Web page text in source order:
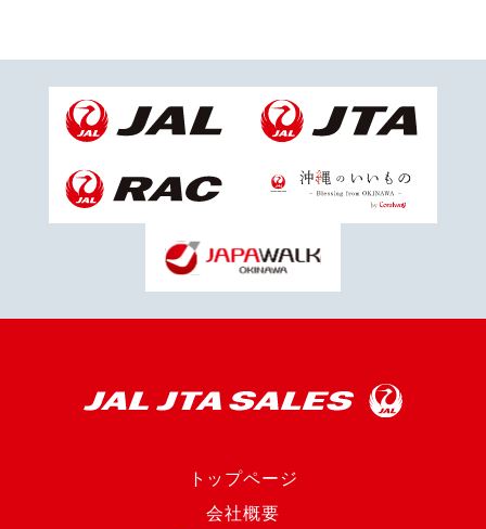
トップページ
会社概要